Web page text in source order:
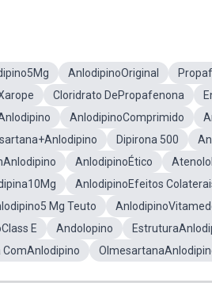
AnlodipinoOriginal
Cloridrato DePropafenona
AnlodipinoComprimido
Dipirona 500
AnlodipinoÉtico
AnlodipinoEfeitos
Mg Teuto
E Andolopino